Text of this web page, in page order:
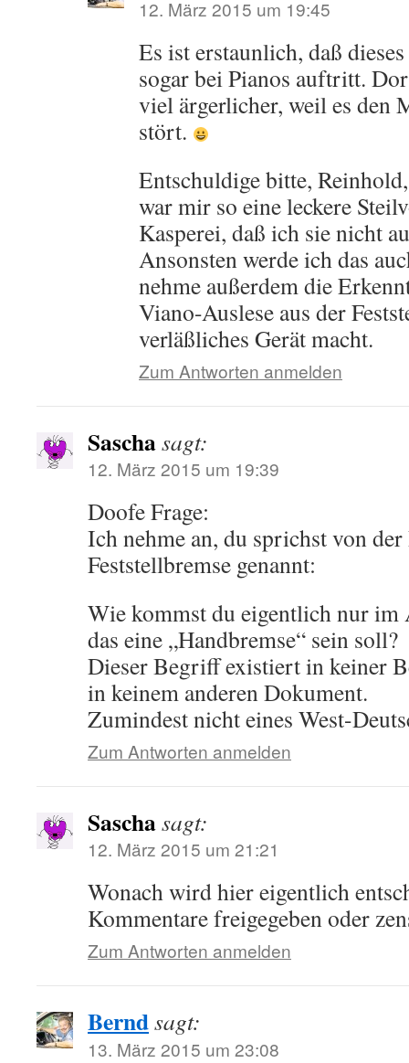
12. März 2015 um 19:45
Es ist erstaunlich, daß
sogar bei Pianos auftritt.
viel ärgerlicher, weil es den
stört.
Entschuldige bitte,
war mir so eine leckere
Kasperei, daß ich sie nicht
Ansonsten werde ich das
nehme außerdem die
Viano-Auslese aus der
verläßliches Gerät macht.
Zum Antworten anmelden
Saschasagt:
12. März 2015 um 19:39
Doofe Frage:
Ich nehme an, du sprichst von der
Feststellbremse genannt:
Wie kommst du eigentlich nur im
das eine „Handbremse“ sein soll?
Dieser Begriff existiert in keiner
in keinem anderen Dokument.
Zumindest nicht eines West-
Zum Antworten anmelden
Saschasagt:
12. März 2015 um 21:21
Wonach wird hier eigentlich
Kommentare freigegeben oder
Zum Antworten anmelden
Berndsagt:
13. März 2015 um 23:08